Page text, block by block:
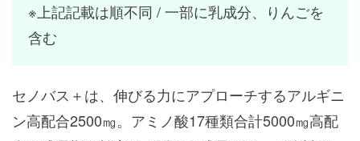
※上記記載は順不同 / 一部に乳成分、りんごを
含む
セノバス＋は、伸びる力にアプローチするアルギニ
ン高配合2500㎎。アミノ酸17種類合計5000㎎高配